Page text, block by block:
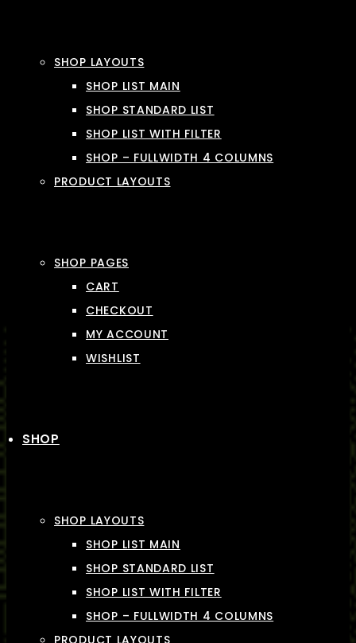
SHOP LAYOUTS
SHOP LIST MAIN
SHOP STANDARD LIST
SHOP LIST WITH FILTER
SHOP – FULLWIDTH 4 COLUMNS
PRODUCT LAYOUTS
SHOP PAGES
CART
CHECKOUT
MY ACCOUNT
WISHLIST
SHOP
SHOP LAYOUTS
SHOP LIST MAIN
SHOP STANDARD LIST
SHOP LIST WITH FILTER
SHOP – FULLWIDTH 4 COLUMNS
PRODUCT LAYOUTS